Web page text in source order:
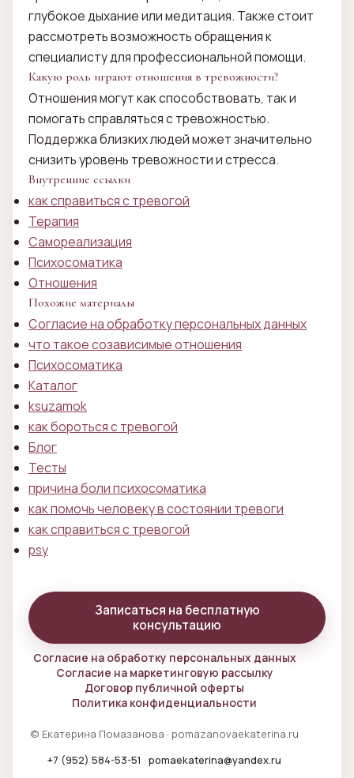
глубокое дыхание или медитация. Также стоит
рассмотреть возможность обращения к
специалисту для профессиональной помощи.
Какую роль играют отношения в тревожности?
Отношения могут как способствовать, так и
помогать справляться с тревожностью.
Поддержка близких людей может значительно
снизить уровень тревожности и стресса.
Внутренние ссылки
как справиться с тревогой
Терапия
Самореализация
Психосоматика
Отношения
Похожие материалы
Согласие на обработку персональных данных
что такое созависимые отношения
Психосоматика
Каталог
ksuzamok
как бороться с тревогой
Блог
Тесты
причина боли психосоматика
как помочь человеку в состоянии тревоги
как справиться с тревогой
psy
Записаться на бесплатную
консультацию
Согласие на обработку персональных данных
Согласие на маркетинговую рассылку
Договор публичной оферты
Политика конфиденциальности
© Екатерина Помазанова · pomazanovaekaterina.ru
+7 (952) 584-53-51 · pomaekaterina@yandex.ru